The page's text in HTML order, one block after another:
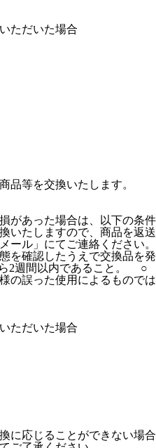
ただいた場合
品等を交換いたします。
があった場合は、以下の条件
いたしますので、商品を返送
ール」にてご連絡ください。
を確認したうえで交換品を発
2週間以内であること。 ○
の誤った使用によるものでは
ただいた場合
に応じることができない場合